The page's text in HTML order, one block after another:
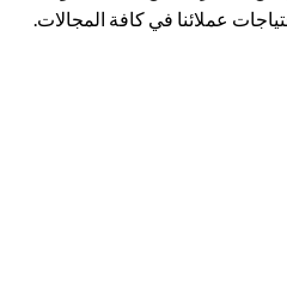
عملائنا في كافة المجالات.